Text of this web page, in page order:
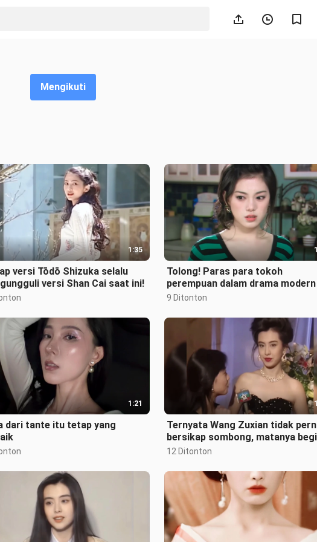
Mengikuti
1:35
versi Tōdō Shizuka selalu
versi Shan Cai saat ini!
Tolong! Paras para tokoh
perempuan dalam drama modern
awal industri hiburan Tiongkok
9 Ditonton
1:21
dari tante itu tetap yang
Ternyata Wang Zuxian tidak
bersikap sombong, matanya
indah hingga membuat orang sulit
12 Ditonton